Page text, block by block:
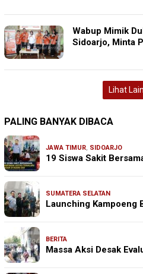
Wabup Mimik
Sidoarjo, Minta
Lihat
PALING BANYAK DIBACA
JAWA TIMUR, SIDOARJO
19 Siswa Sakit
SUMATERA SELATAN
Launching Kampoeng
BERITA
Massa Aksi Desak